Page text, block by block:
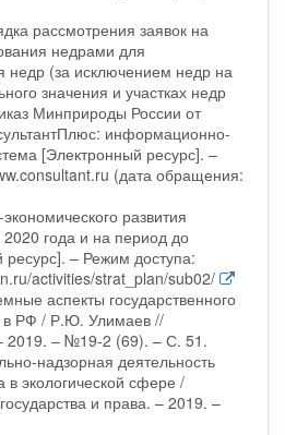
рассмотрения заявок на
недрами для
недр (за исключением недр на
значения и участках недр
Минприроды России от
информационно-
[Электронный ресурс]. –
(дата обращения:
развития
года и на период до
– Режим доступа:
activities/strat_plan/sub02/
аспекты государственного
в РФ / Р.Ю. Улимаев //
2019. – №19-2 (69). – С. 51.
надзорная деятельность
в экологической сфере /
и права. – 2019. –